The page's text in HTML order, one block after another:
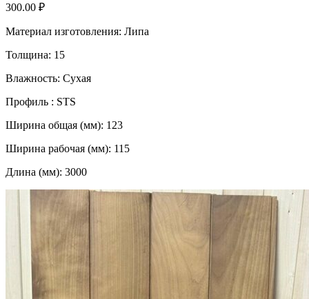
300.00 ₽
Материал изготовления: Липа
Толщина: 15
Влажность: Сухая
Профиль : STS
Ширина общая (мм): 123
Ширина рабочая (мм): 115
Длина (мм): 3000